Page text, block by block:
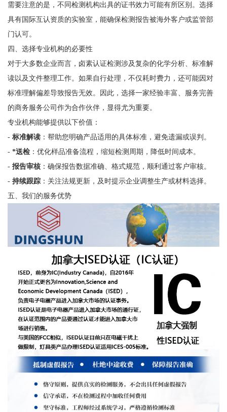
需要注意的是，不同检测机构出具的证书效力可能有所区别。选择
具有国际互认资质的实验室，能确保检测报告被海外客户或监管部
门认可。
四、选择专业机构的必要性
对于大多数企业而言，卤素认证检测涉及复杂的化学分析、标准解
读以及文件整理工作。如果自行处理，不仅耗时费力，还可能因对
标准理解偏差导致报告无效。因此，选择一家经验丰富、服务完善
的商务服务公司作为合作伙伴，显得尤为重要。
专业机构能够提供以下价值：
- 标准解读：帮助您明确产品适用的具体标准，避免遗漏或误判。
- *送检：优化样品准备流程，缩短检测周期，降低时间成本。
- 报告审核：确保报告数据准确、格式规范，顺利通过客户审核。
- 持续跟踪：关注法规更新，及时提示企业调整生产或材料选择。
五、我们的服务优势